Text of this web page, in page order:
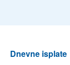
Dnevne isplate